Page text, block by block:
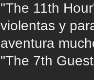
"The 11th
violentas y
aventura
"The 7th